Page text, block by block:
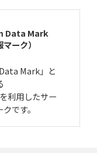
Data Mark
ーク）
Mark」と
利用したサー
です。